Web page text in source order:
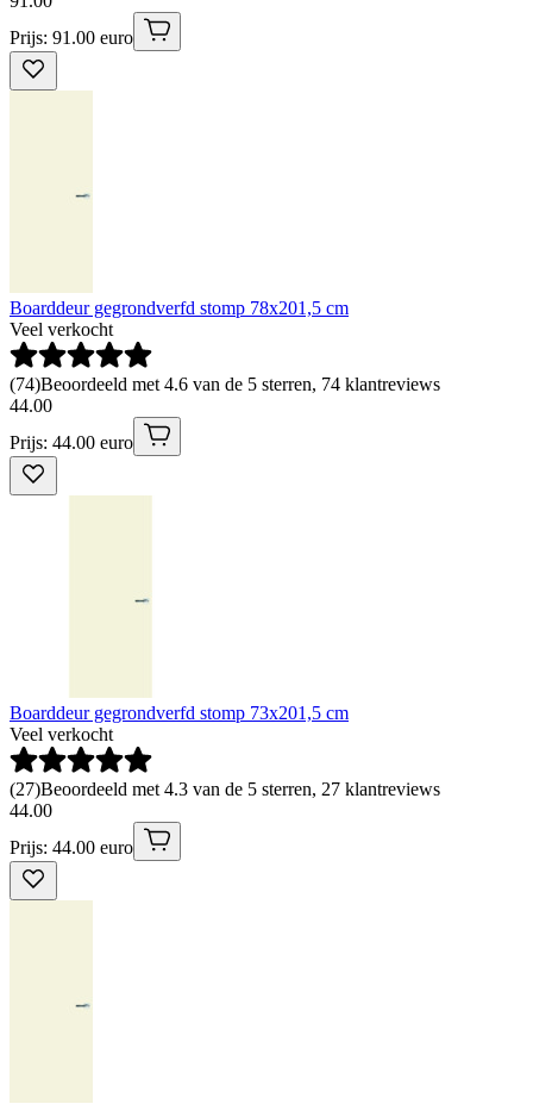
Prijs: 91.00 euro
Boarddeur gegrondverfd stomp 78x201,5 cm
Veel verkocht
(74)Beoordeeld met 4.6 van de 5 sterren, 74 klantreviews
44.00
Prijs: 44.00 euro
Boarddeur gegrondverfd stomp 73x201,5 cm
Veel verkocht
(27)Beoordeeld met 4.3 van de 5 sterren, 27 klantreviews
44.00
Prijs: 44.00 euro